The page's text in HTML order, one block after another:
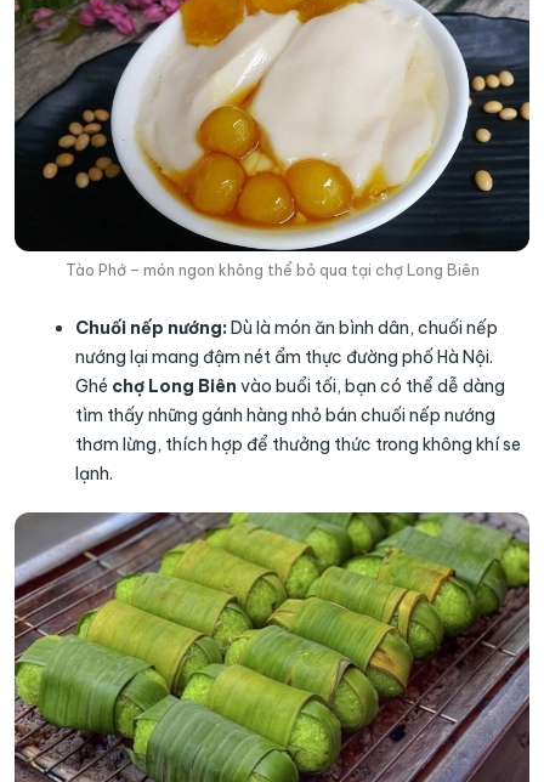
Tào Phớ – món ngon không thể bỏ qua tại chợ Long Biên
Chuối nếp nướng: Dù là món ăn bình dân, chuối nếp
nướng lại mang đậm nét ẩm thực đường phố Hà Nội.
Ghé chợ Long Biên vào buổi tối, bạn có thể dễ dàng
tìm thấy những gánh hàng nhỏ bán chuối nếp nướng
thơm lừng, thích hợp để thưởng thức trong không khí se
lạnh.